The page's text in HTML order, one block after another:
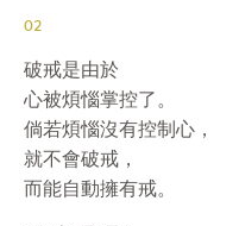
02
破戒是由於
心被煩惱掌控了。
倘若煩惱沒有控制心，
就不會破戒，
而能自動擁有戒。